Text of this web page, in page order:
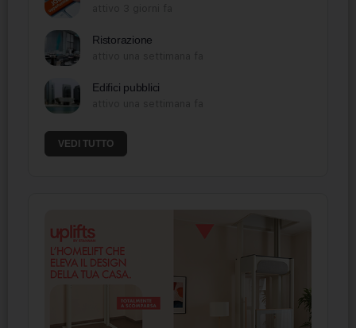
Ristorazione
Edifici pubblici
VEDI TUTTO